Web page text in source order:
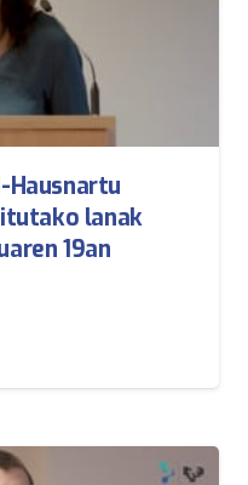
Hausnartu
lanak
19an